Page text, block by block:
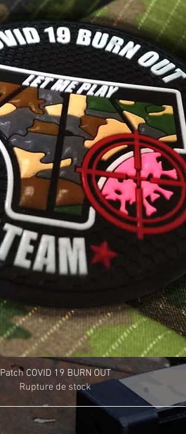
Patch COVID 19 BURN OUT
Rupture de stock